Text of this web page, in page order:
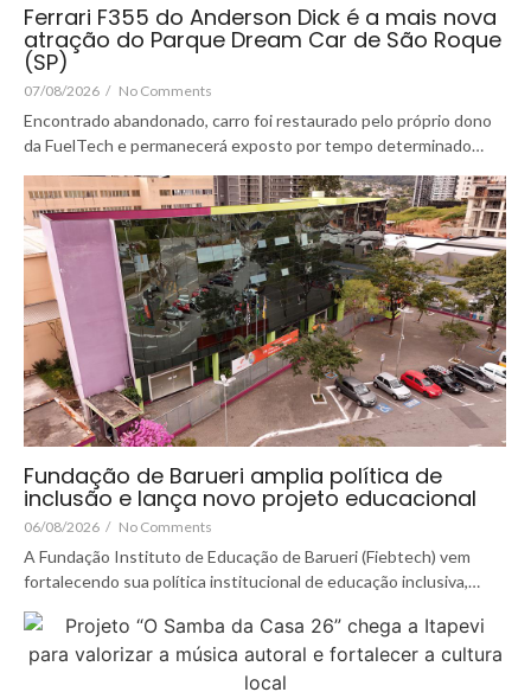
Ferrari F355 do Anderson Dick é a mais nova
atração do Parque Dream Car de São Roque
(SP)
07/08/2026 / No Comments
Encontrado abandonado, carro foi restaurado pelo próprio dono
da FuelTech e permanecerá exposto por tempo determinado…
Fundação de Barueri amplia política de
inclusão e lança novo projeto educacional
06/08/2026 / No Comments
A Fundação Instituto de Educação de Barueri (Fiebtech) vem
fortalecendo sua política institucional de educação inclusiva,…